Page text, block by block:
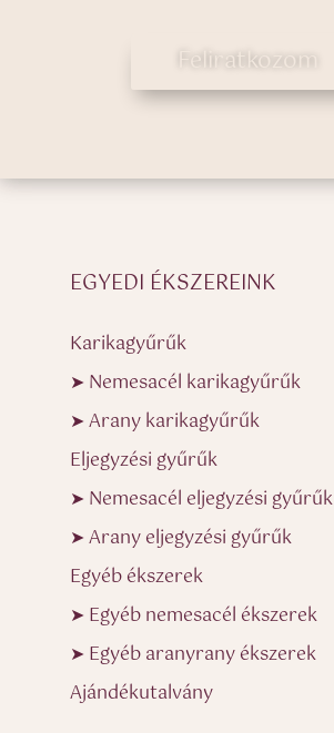
Feliratkozom
EGYEDI ÉKSZEREINK
Karikagyűrűk
➤ Nemesacél karikagyűrűk
➤ Arany karikagyűrűk
Eljegyzési gyűrűk
➤ Nemesacél eljegyzési gyűrűk
➤ Arany eljegyzési gyűrűk
Egyéb ékszerek
➤ Egyéb nemesacél ékszerek
➤ Egyéb aranyrany ékszerek
Ajándékutalvány